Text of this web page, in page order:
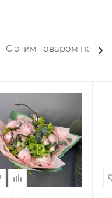
С этим товаром